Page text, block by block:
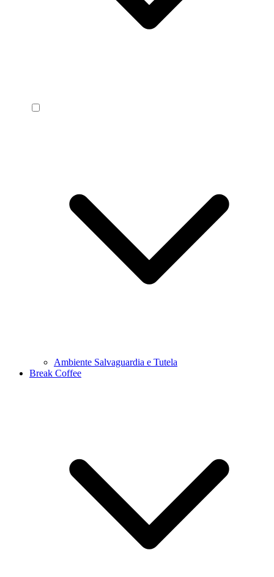
Ambiente Salvaguardia e Tutela
Break Coffee